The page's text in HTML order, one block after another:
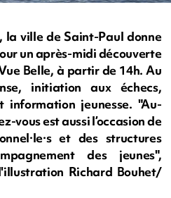
la ville de Saint-Paul donne
un après-midi découverte
Belle, à partir de 14h. Au
initiation aux échecs,
information jeunesse. "Au-
vous est aussi l’occasion de
et des structures
des jeunes",
Richard Bouhet/